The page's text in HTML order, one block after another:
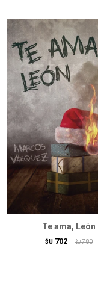
Te ama, León
$U 702 $U 780